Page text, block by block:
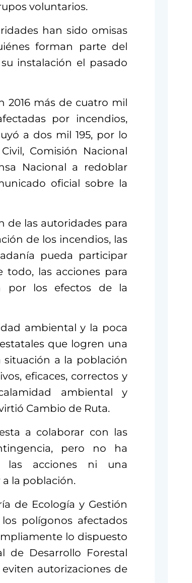
voluntarios.
han sido omisas
forman parte del
instalación el pasado
2016 más de cuatro mil
por incendios,
a dos mil 195, por lo
Comisión Nacional
Nacional a redoblar
oficial sobre la
de las autoridades para
de los incendios, las
pueda participar
todo, las acciones para
por los efectos de la
ambiental y la poca
que logren una
situación a la población
eficaces, correctos y
ambiental y
Cambio de Ruta.
a colaborar con las
pero no ha
las acciones ni una
la población.
de Ecología y Gestión
polígonos afectados
lo dispuesto
de Desarrollo Forestal
autorizaciones de